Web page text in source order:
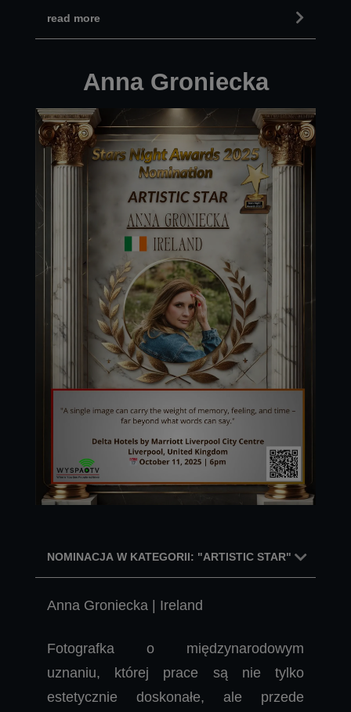
read more
Anna Groniecka
NOMINACJA W KATEGORII: "ARTISTIC STAR"
Anna Groniecka | Ireland
Fotografka o międzynarodowym
uznaniu, której prace są nie tylko
estetycznie doskonałe, ale przede